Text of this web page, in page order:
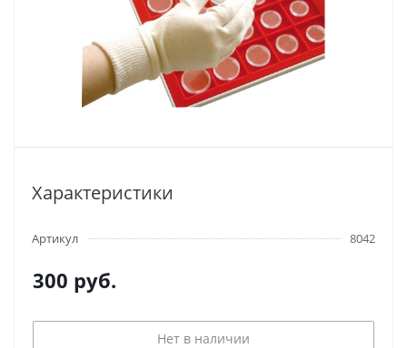
Характеристики
Артикул 8042
300 руб.
Нет в наличии